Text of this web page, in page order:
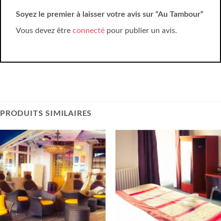
Soyez le premier à laisser votre avis sur “Au Tambour”
Vous devez être connecté pour publier un avis.
PRODUITS SIMILAIRES